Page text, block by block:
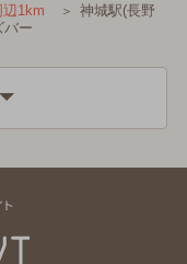
1km
神城駅(長野
バー